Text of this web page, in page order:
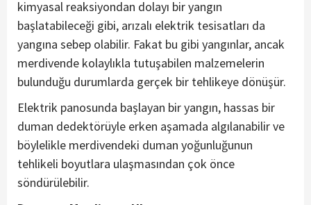
kimyasal reaksiyondan dolayı bir yangın
başlatabileceği gibi, arızalı elektrik tesisatları da
yangına sebep olabilir. Fakat bu gibi yangınlar, ancak
merdivende kolaylıkla tutuşabilen malzemelerin
bulunduğu durumlarda gerçek bir tehlikeye dönüşür.
Elektrik panosunda başlayan bir yangın, hassas bir
duman dedektörüyle erken aşamada algılanabilir ve
böylelikle merdivendeki duman yoğunluğunun
tehlikeli boyutlara ulaşmasından çok önce
söndürülebilir.